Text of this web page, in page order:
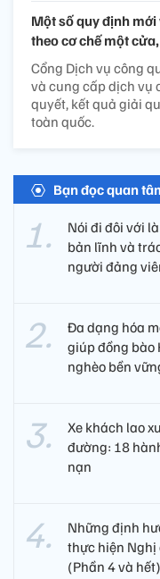
Một số quy định
theo cơ chế một
Cổng Dịch vụ công
và cung cấp dịch vụ
quyết, kết quả giải
toàn quốc.
Bạn đọc quan
Nói đi đôi với
bản lĩnh và
người đảng
Đa dạng hóa
giúp đồng bào
nghèo bền
Xe khách lao
đường: 18
nạn
Những định
thực hiện
(Phần 4 và hết)